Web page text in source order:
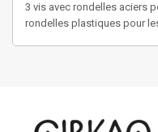
3 vis avec rondelles aciers
rondelles plastiques pour